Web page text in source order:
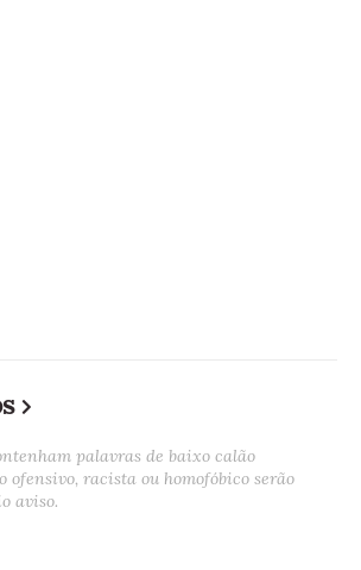
palavras de baixo calão
ofensivo, racista ou homofóbico serão
aviso.